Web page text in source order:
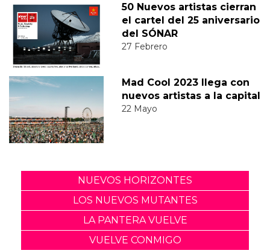
50 Nuevos artistas cierran
el cartel del 25 aniversario
del SÓNAR
27 Febrero
Mad Cool 2023 llega con
nuevos artistas a la capital
22 Mayo
NUEVOS HORIZONTES
LOS NUEVOS MUTANTES
LA PANTERA VUELVE
VUELVE CONMIGO